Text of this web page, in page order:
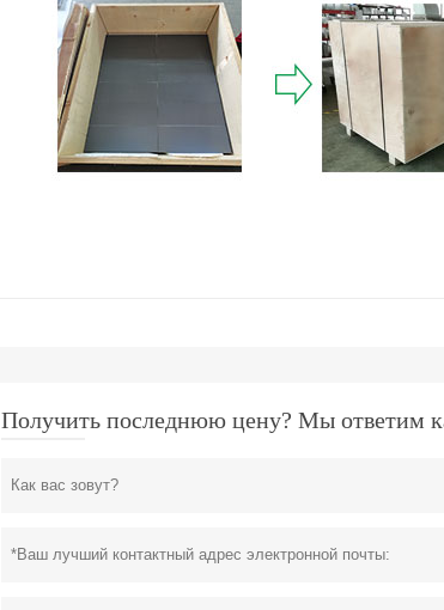
Получить последнюю цену? Мы ответим